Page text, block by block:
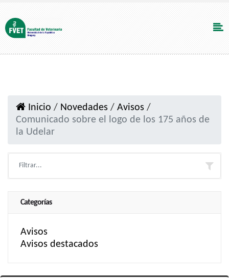
Inicio / Novedades / Avisos /
Comunicado sobre el logo de los 175 años de
la Udelar
Categorías
Avisos
Avisos destacados